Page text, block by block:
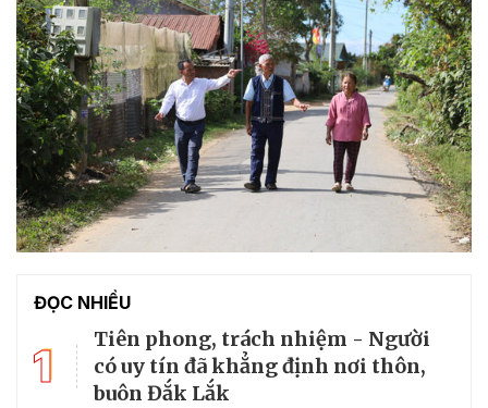
ĐỌC NHIỀU
1
Tiên phong, trách nhiệm - Người
có uy tín đã khẳng định nơi thôn,
buôn Đắk Lắk